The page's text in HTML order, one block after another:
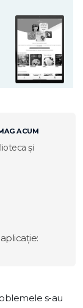
ACUM
și
s-au